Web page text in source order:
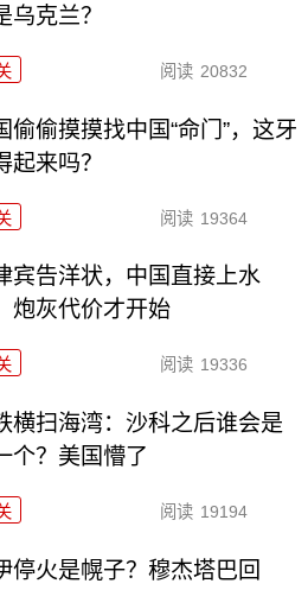
乌克兰？
阅读 20832
偷偷摸摸找中国“命门”，这牙
起来吗？
阅读 19364
宾告洋状，中国直接上水
炮灰代价才开始
阅读 19336
横扫海湾：沙科之后谁会是
个？美国懵了
阅读 19194
停火是幌子？穆杰塔巴回